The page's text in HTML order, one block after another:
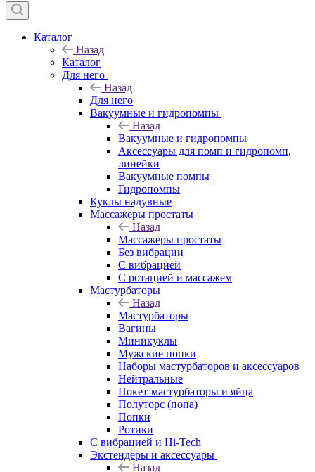
Каталог
Назад
Каталог
Для него
Назад
Для него
Вакуумные и гидропомпы
Назад
Вакуумные и гидропомпы
Аксессуары для помп и гидропомп,
линейки
Вакуумные помпы
Гидропомпы
Куклы надувные
Массажеры простаты
Назад
Массажеры простаты
Без вибрации
С вибрацией
С ротацией и массажем
Мастурбаторы
Назад
Мастурбаторы
Вагины
Миникуклы
Мужские попки
Наборы мастурбаторов и аксессуаров
Нейтральные
Покет-мастурбаторы и яйца
Полуторс (попа)
Попки
Ротики
С вибрацией и Hi-Tech
Экстендеры и аксессуары
Назад